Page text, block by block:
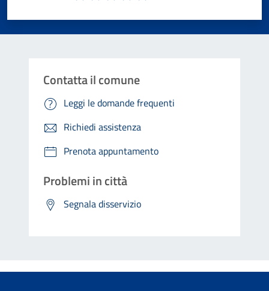
Contatta il comune
Leggi le domande frequenti
Richiedi assistenza
Prenota appuntamento
Problemi in città
Segnala disservizio